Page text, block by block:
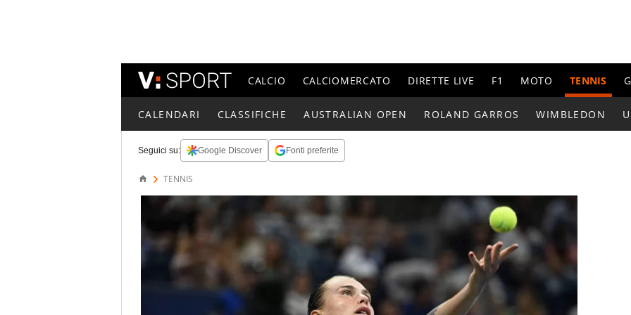
CALCIO CALCIOMERCATO DIRETTE LIVE F1 MOTO TENNIS
CALENDARI CLASSIFICHE AUSTRALIAN OPEN ROLAND GARROS WIMBLEDON
Seguici su: Google Discover Fonti preferite
TENNIS